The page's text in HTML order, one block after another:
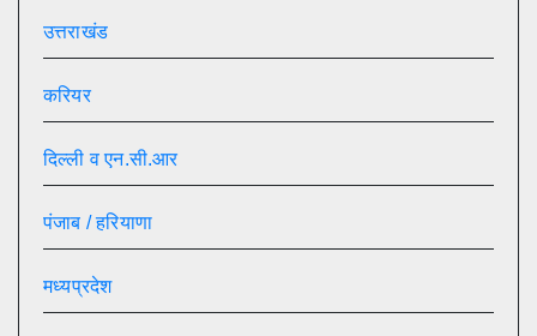
उत्तराखंड
करियर
दिल्ली व एन.सी.आर
पंजाब / हरियाणा
मध्यप्रदेश